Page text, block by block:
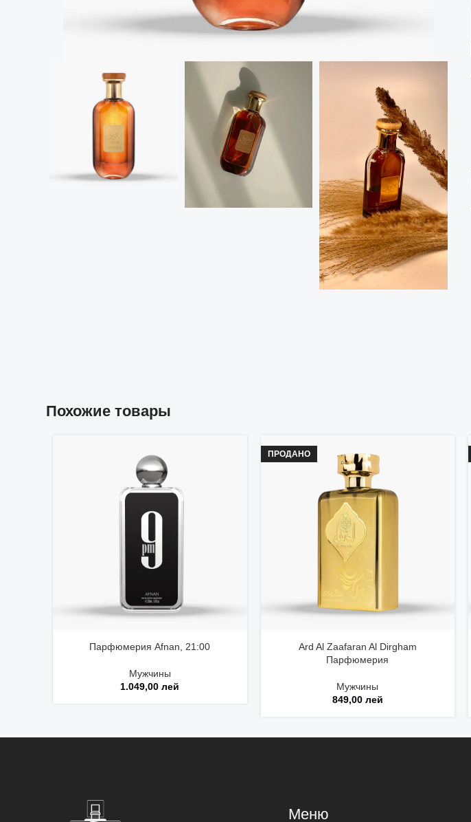
Похожие товары
Парфюмерия Afnan, 21:00
Мужчины
1.049,00лей
ПРОДАНО
Ard Al Zaafaran Al Dirgham
Парфюмерия
Мужчины
849,00 лей
Меню